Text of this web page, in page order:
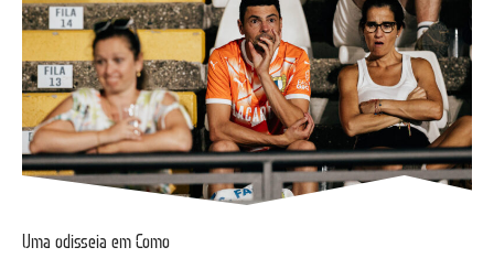
Uma odisseia em Como